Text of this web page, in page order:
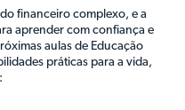
financeiro complexo, e a
aprender com confiança e
aulas de Educação
práticas para a vida,